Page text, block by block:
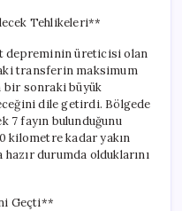
Tehlikeleri**
depreminin üreticisi olan
transferin maksimum
bir sonraki büyük
dile getirdi. Bölgede
7 fayın bulunduğunu
kilometre kadar yakın
hazır durumda olduklarını
Geçti**